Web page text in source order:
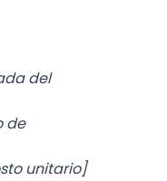
del
de
unitario]